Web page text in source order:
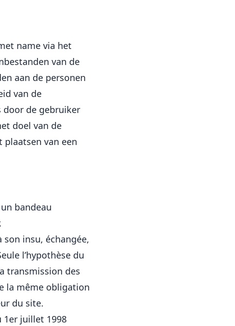
name via het
van de
aan de personen
van de
door de gebruiker
doel van de
van een
bandeau
insu, échangée,
l’hypothèse du
transmission des
la même obligation
du site.
1er juillet 1998